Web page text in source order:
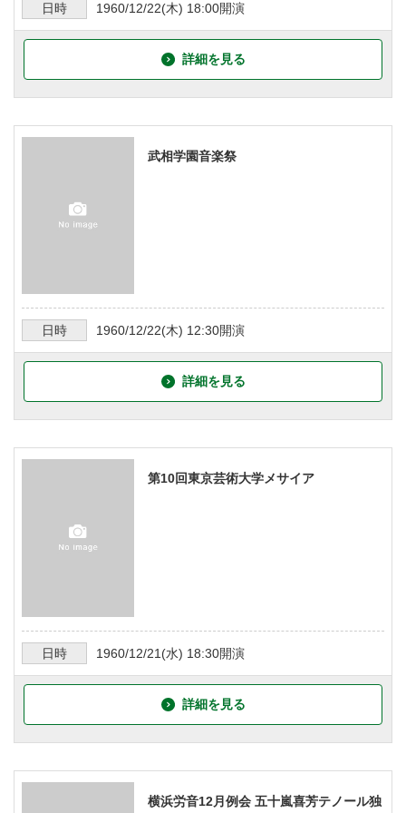
日時 1960/12/22(木) 18:00開演
詳細を見る
武相学園音楽祭
日時 1960/12/22(木) 12:30開演
詳細を見る
第10回東京芸術大学メサイア
日時 1960/12/21 (水) 18:30開演
詳細を見る
横浜労音12月例会 五十嵐喜芳テノール独